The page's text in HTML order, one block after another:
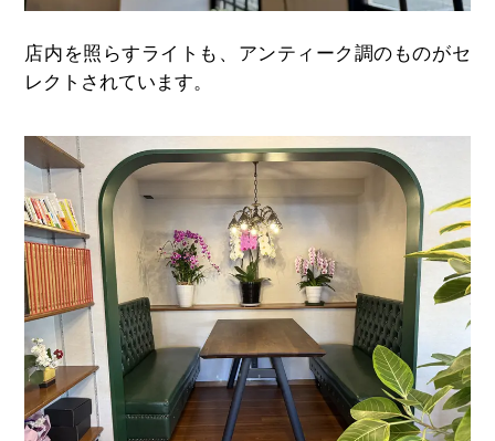
店内を照らすライトも、アンティーク調のものがセ
レクトされています。